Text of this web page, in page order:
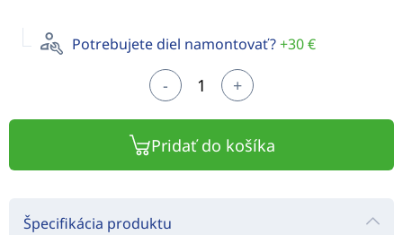
Potrebujete diel namontovať?+30 €
- +
Pridať do košíka
Špecifikácia produktu